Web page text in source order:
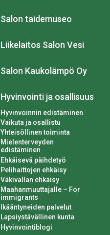
Salon taidemuseo
Liikelaitos Salon Vesi
Salon Kaukolämpö Oy
Hyvinvointi ja osallisuus
Hyvinvoinnin edistäminen
Vaikuta ja osallistu
Yhteisöllinen toiminta
Mielenterveyden
edistäminen
Ehkäisevä päihdetyö
Pelihaittojen ehkäisy
Väkivallan ehkäisy
Maahanmuuttajalle – For
immigrants
Ikääntyneiden palvelut
Lapsiystävällinen kunta
Hyvinvointiblogi